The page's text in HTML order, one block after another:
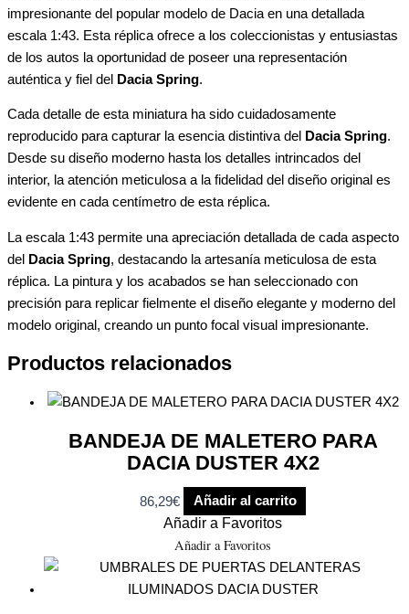
impresionante del popular modelo de Dacia en una detallada
escala 1:43. Esta réplica ofrece a los coleccionistas y entusiastas
de los autos la oportunidad de poseer una representación
auténtica y fiel del
Dacia Spring.
Cada detalle de esta miniatura ha sido cuidadosamente
reproducido para capturar la esencia distintiva del
Dacia Spring.
Desde su diseño moderno hasta los detalles intrincados del
interior, la atención meticulosa a la fidelidad del diseño original es
evidente en cada centímetro de esta réplica.
La escala 1:43 permite una apreciación detallada de cada aspecto
del
Dacia Spring, destacando la artesanía meticulosa de esta
réplica. La pintura y los acabados se han seleccionado con
precisión para replicar fielmente el diseño elegante y moderno del
modelo original, creando un punto focal visual impresionante.
Productos relacionados
BANDEJA DE MALETERO PARA
DACIA DUSTER 4X2
86,29€ Añadir al carrito
Añadir a Favoritos
Añadir a Favoritos